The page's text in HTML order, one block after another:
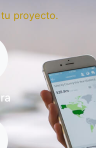
proyecto.